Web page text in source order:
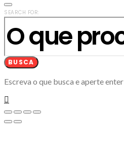
SEARCH FOR:
BUSCA
Escreva o que busca e aperte enter